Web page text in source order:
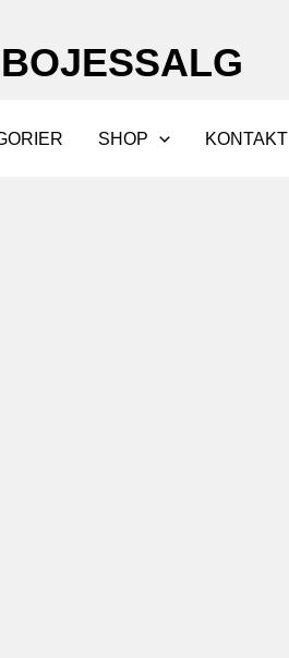
BOJESSALG
SHOP KONTAKT